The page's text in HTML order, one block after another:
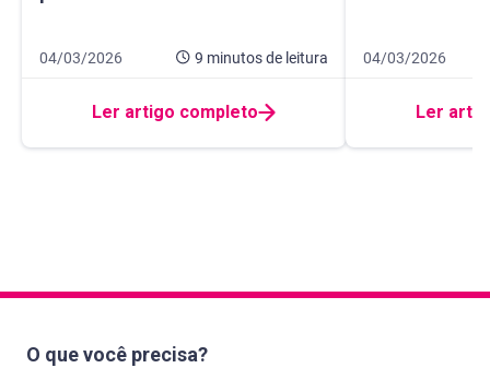
Data de publicação 4 de março de 2026
04/03/2026 9 minutosde leitura
9 minutos de leitura
Ler artigo completo
Data de
04/03/2026
7 minutos de
Ler
O que você precisa?